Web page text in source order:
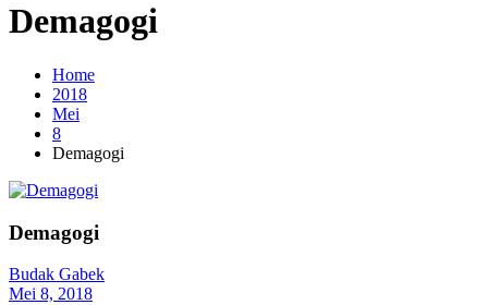
Demagogi
Home
2018
Mei
8
Demagogi
Demagogi
Budak Gabek
Mei 8, 2018